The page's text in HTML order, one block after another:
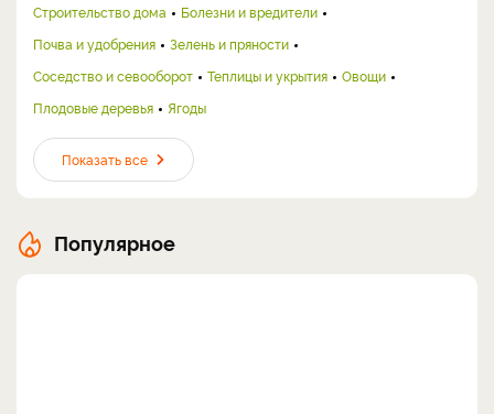
Строительство дома
Болезни и вредители
Почва и удобрения
Зелень и пряности
Соседство и севооборот
Теплицы и укрытия
Овощи
Плодовые деревья
Ягоды
Показать все
Популярное